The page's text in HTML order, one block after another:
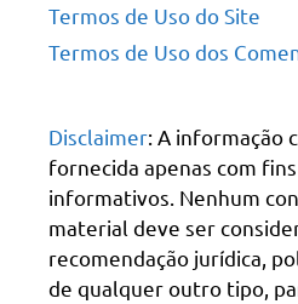
Termos de Uso do Site
Termos de Uso dos
Disclaimer: A informação
fornecida apenas com
informativos. Nenhum
material deve ser
recomendação jurídica,
de qualquer outro tipo,